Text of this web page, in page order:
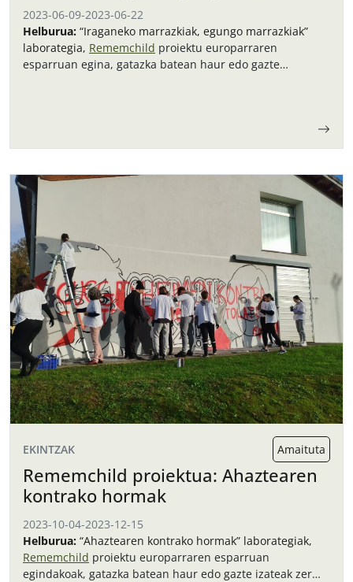
2023-06-09-2023-06-22
Helburua: “Iraganeko marrazkiak, egungo marrazkiak”
laborategia, Rememchild proiektu europarraren
esparruan egina, gatazka batean haur edo gazte
EKINTZAK Amaituta
Rememchild proiektua: Ahaztearen
kontrako hormak
2023-10-04-2023-12-15
Helburua: “Ahaztearen kontrako hormak” laborategiak,
Rememchild proiektu europarraren esparruan
egindakoak, gatazka batean haur edo gazte izateak zer